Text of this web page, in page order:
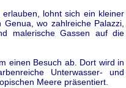
lohnt sich ein kleiner
wo zahlreiche Palazzi,
malerische Gassen auf die
einen Besuch ab. Dort wird in
Unterwasser- und
Meere präsentiert.